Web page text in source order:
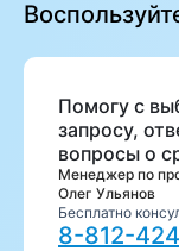
Помогу с
запросу,
вопросы о
Менеджер по
Олег Ульянов
Бесплатно
8-812-